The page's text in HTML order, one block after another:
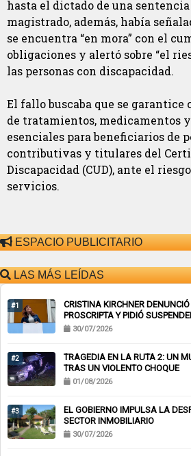
hasta el dictado de una
magistrado, además, había
se encuentra “en mora” con el
obligaciones y alertó sobre “el
las personas con discapacidad.
El fallo buscaba que se
de tratamientos, medicamentos
esenciales para beneficiarios de
contributivas y titulares del
Discapacidad (CUD), ante el
servicios.
ESPACIO PUBLICITARIO
LAS MÁS LEÍDAS
#1
CRISTINA KIRCHNER
PROSCRIPTA Y PIDIÓ
PERPETUA
30/07/2026
#2
TRAGEDIA EN LA RUTA 2: UN
TRAS UN VIOLENTO CHOQUE
01/08/2026
#3
EL GOBIERNO IMPULSA LA
SECTOR INMOBILIARIO
30/07/2026